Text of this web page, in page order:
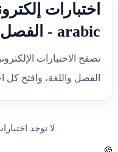
اختبارات
arabic - الفصل الأول في الكويت
تصفح الاختبارات
الفصل واللغة، وافتح
لا توجد